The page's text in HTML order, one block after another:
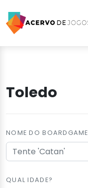
Toledo
NOME DO BOARDGAME
QUAL IDADE?